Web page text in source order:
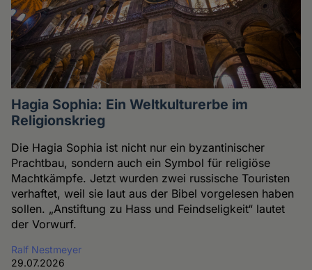
Hagia Sophia: Ein Weltkulturerbe im
Religionskrieg
Die Hagia Sophia ist nicht nur ein byzantinischer
Prachtbau, sondern auch ein Symbol für religiöse
Machtkämpfe. Jetzt wurden zwei russische Touristen
verhaftet, weil sie laut aus der Bibel vorgelesen haben
sollen. „Anstiftung zu Hass und Feindseligkeit“ lautet
der Vorwurf.
Ralf Nestmeyer
29.07.2026